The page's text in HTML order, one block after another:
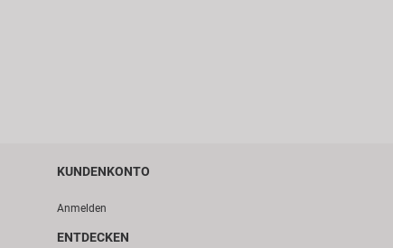
KUNDENKONTO
Anmelden
ENTDECKEN